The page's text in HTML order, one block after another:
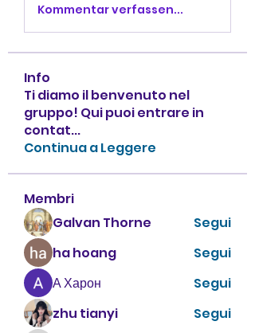
Kommentar verfassen...
Info
Ti diamo il benvenuto nel
gruppo! Qui puoi entrare in
contat...
Continua a Leggere
Membri
Galvan Thorne
Segui
ha hoang
Segui
А Харон
Segui
zhu tianyi
Segui